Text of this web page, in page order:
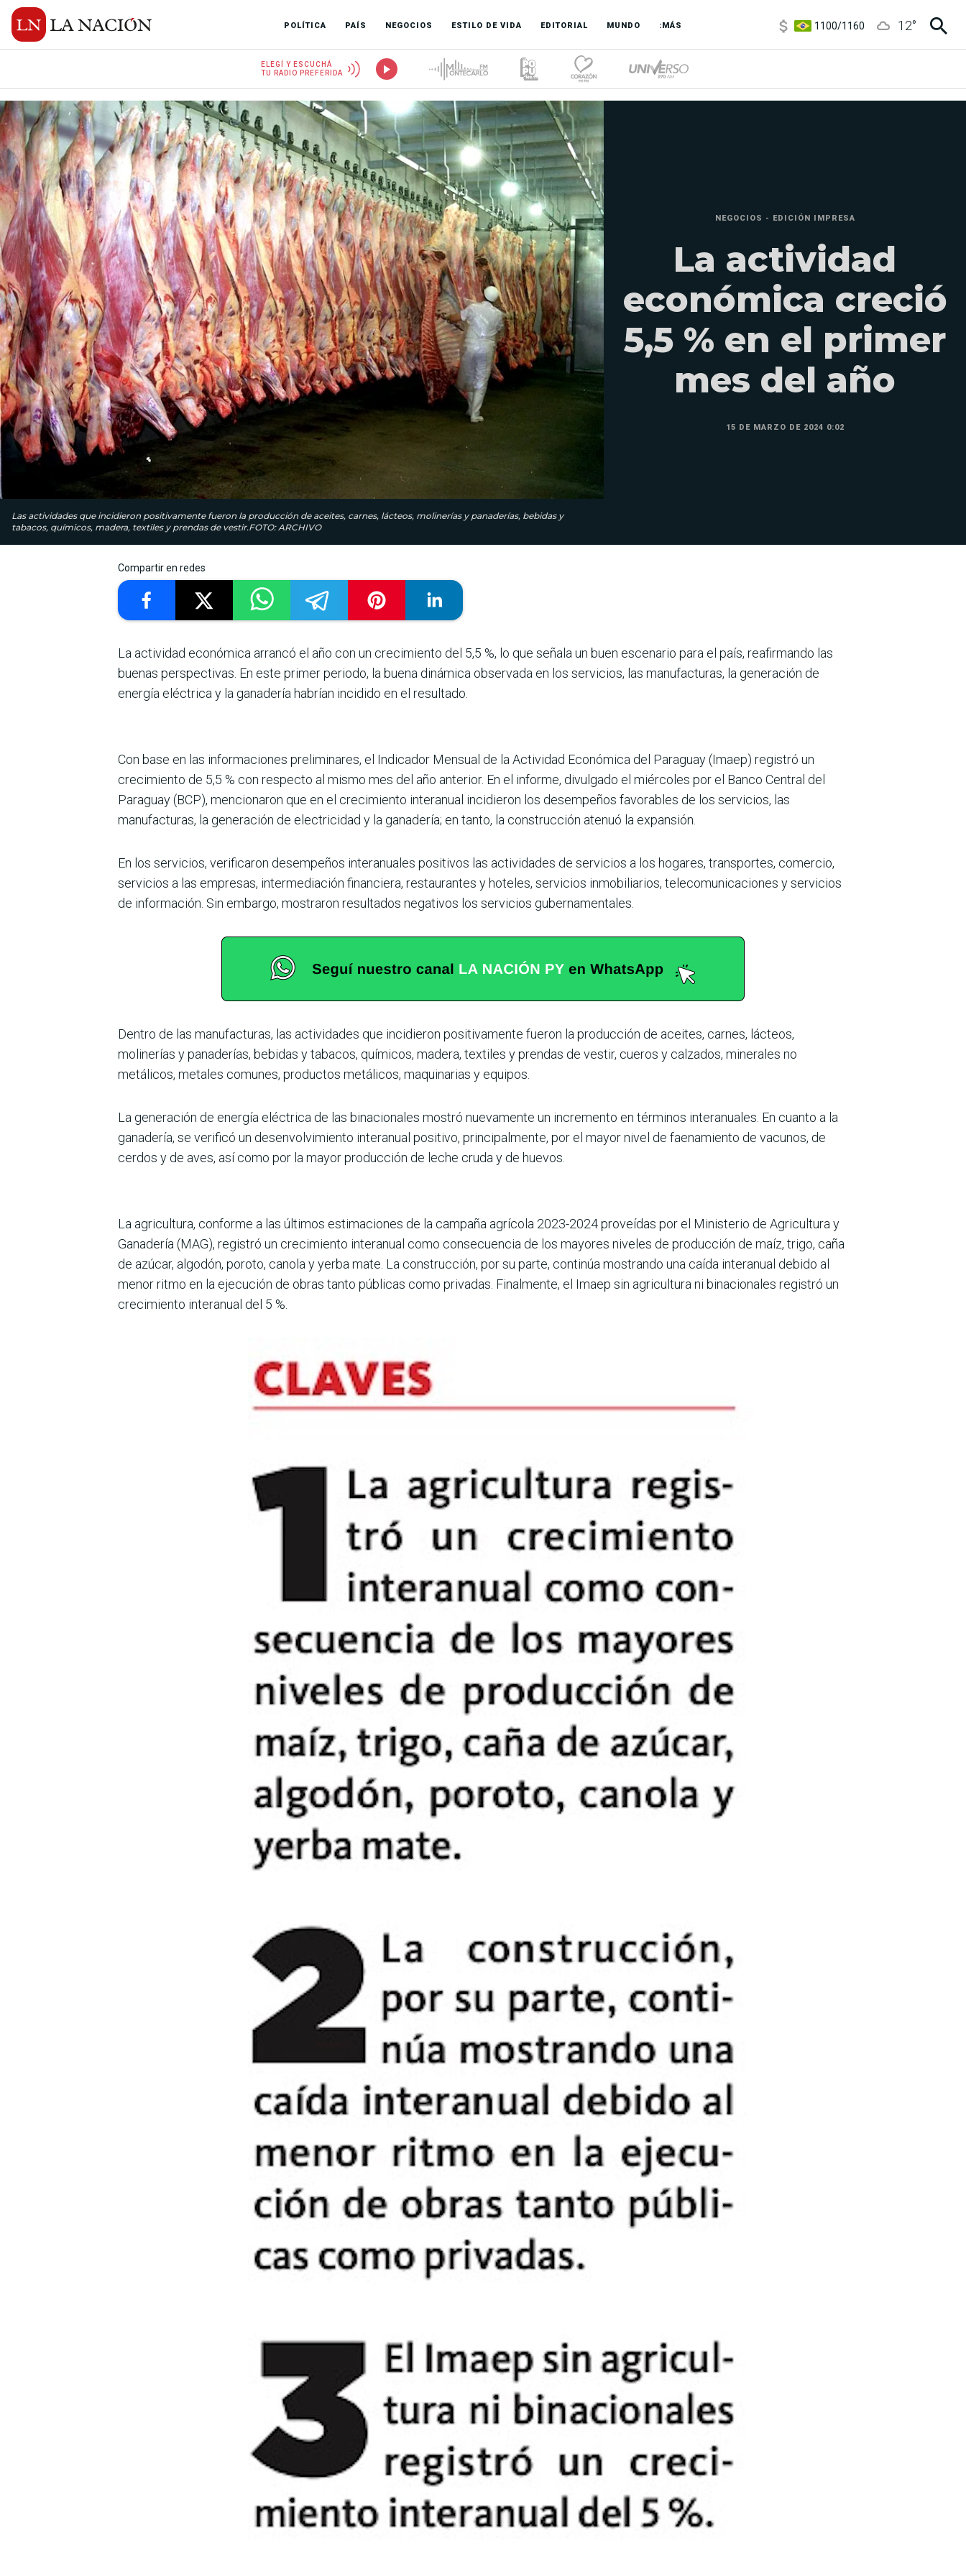
POLÍTICA PAÍS NEGOCIOS ESTILO DE VIDA EDITORIAL MUNDO :MÁS
3,8/4
12°
ELEGÍ Y ESCUCHÁ
TU RADIO PREFERIDA
Las actividades que incidieron positivamente fueron la producción de aceites, carnes, lácteos, molinerías y panaderías, bebidas y
tabacos, químicos, madera, textiles y prendas de vestir.FOTO: ARCHIVO
NEGOCIOS - EDICIÓN IMPRESA
La actividad
económica creció
5,5 % en el primer
mes del año
15 DE MARZO DE 2024 0:02
Compartir en redes
La actividad económica arrancó el año con un crecimiento del 5,5 %, lo que señala un buen escena­rio para el país, reafirmando las
buenas perspectivas. En este primer periodo, la buena dinámica observada en los servicios, las manufacturas, la generación de
energía eléc­trica y la ganadería habrían incidido en el resultado.
Con base en las informacio­nes preliminares, el Indicador Mensual de la Actividad Eco­nómica del Paraguay (Imaep) registró un
crecimiento de 5,5 % con respecto al mismo mes del año anterior. En el informe, divulgado el miér­coles por el Banco Central del
Paraguay (BCP), mencio­naron que en el crecimiento interanual incidieron los des­empeños favorables de los ser­vicios, las
manufacturas, la generación de electricidad y la ganadería; en tanto, la cons­trucción atenuó la expansión.
En los servicios, verificaron desempeños interanuales positivos las actividades de servicios a los hogares, trans­portes, comercio,
servicios a las empresas, intermedia­ción financiera, restaurantes y hoteles, servicios inmobi­liarios, telecomunicaciones y servicios
de información. Sin embargo, mostraron resul­tados negativos los servicios gubernamentales.
Dentro de las manufacturas, las actividades que incidie­ron positivamente fueron la producción de aceites, car­nes, lácteos,
molinerías y panaderías, bebidas y taba­cos, químicos, madera, tex­tiles y prendas de vestir, cue­ros y calzados, minerales no
metálicos, metales comunes, productos metálicos, maqui­narias y equipos.
La generación de energía eléctrica de las binaciona­les mostró nuevamente un incremento en términos inte­ranuales. En cuanto a la
gana­dería, se verificó un desenvol­vimiento interanual positivo, principalmente, por el mayor nivel de faenamiento de vacunos, de
cerdos y de aves, así como por la mayor produc­ción de leche cruda y de huevos.
La agricultura, conforme a las últimos estimaciones de la campaña agrícola 2023-2024 proveídas por el Minis­terio de Agricultura y
Gana­dería (MAG), registró un crecimiento interanual como consecuencia de los mayores niveles de producción de maíz, trigo, caña
de azúcar, algo­dón, poroto, canola y yerba mate. La construcción, por su parte, continúa mostrando una caída interanual debido al
menor ritmo en la ejecu­ción de obras tanto públicas como privadas. Finalmente, el Imaep sin agricultura ni binacionales registró un
cre­cimiento interanual del 5 %.